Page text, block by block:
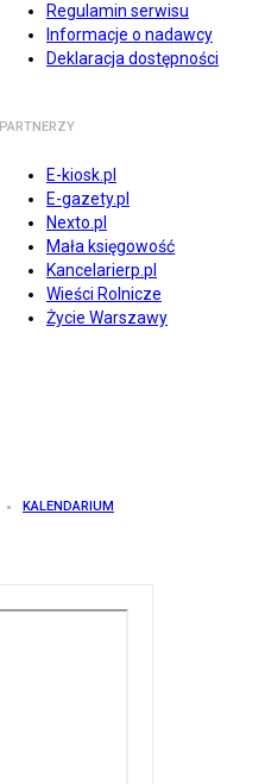
Regulamin serwisu
Informacje o nadawcy
Deklaracja dostępności
PARTNERZY
E-kiosk.pl
E-gazety.pl
Nexto.pl
Mała księgowość
Kancelarierp.pl
Wieści Rolnicze
Życie Warszawy
KALENDARIUM